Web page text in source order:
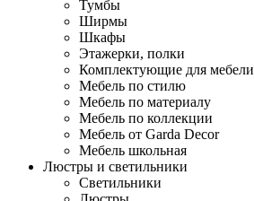
Тумбы
Ширмы
Шкафы
Этажерки, полки
Комплектующие для мебели
Мебель по стилю
Мебель по материалу
Мебель по коллекции
Мебель от Garda Decor
Мебель школьная
Люстры и светильники
Светильники